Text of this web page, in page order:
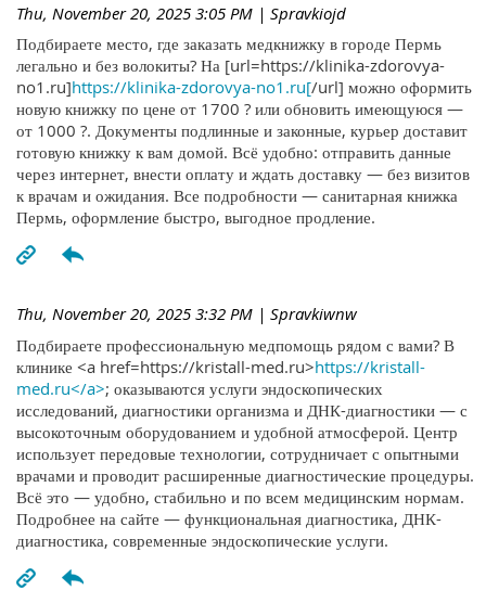
Thu, November 20, 2025 3:05 PM | Spravkiojd
Подбираете место, где заказать медкнижку в городе Пермь
легально и без волокиты? На [url=https://klinika-zdorovya-
no1.ru]https://klinika-zdorovya-no1.ru[/url] можно оформить
новую книжку по цене от 1700 ? или обновить имеющуюся —
от 1000 ?. Документы подлинные и законные, курьер доставит
готовую книжку к вам домой. Всё удобно: отправить данные
через интернет, внести оплату и ждать доставку — без визитов
к врачам и ожидания. Все подробности — санитарная книжка
Пермь, оформление быстро, выгодное продление.
Thu, November 20, 2025 3:32 PM | Spravkiwnw
Подбираете профессиональную медпомощь рядом с вами? В
клинике <a href=https://kristall-med.ru>https://kristall-
med.ru</a>; оказываются услуги эндоскопических
исследований, диагностики организма и ДНК-диагностики — с
высокоточным оборудованием и удобной атмосферой. Центр
использует передовые технологии, сотрудничает с опытными
врачами и проводит расширенные диагностические процедуры.
Всё это — удобно, стабильно и по всем медицинским нормам.
Подробнее на сайте — функциональная диагностика, ДНК-
диагностика, современные эндоскопические услуги.